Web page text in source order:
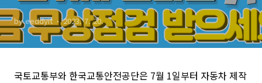
by eeddyit 2023. 7. 20.
국토교통부와 한국교통안전공단은 7월 1일부터 자동차 제작